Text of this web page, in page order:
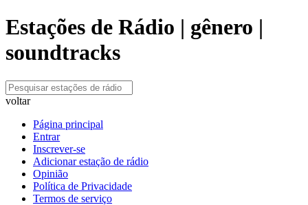
Estações de Rádio | gênero |
soundtracks
voltar
Página principal
Entrar
Inscrever-se
Adicionar estação de rádio
Opinião
Política de Privacidade
Termos de serviço